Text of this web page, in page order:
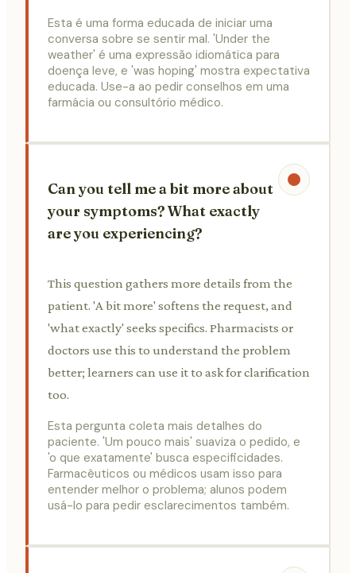
Esta é uma forma educada de iniciar uma
conversa sobre se sentir mal. 'Under the
weather' é uma expressão idiomática para
doença leve, e 'was hoping' mostra expectativa
educada. Use-a ao pedir conselhos em uma
farmácia ou consultório médico.
Can you tell me a bit more about
your symptoms? What exactly
are you experiencing?
This question gathers more details from the
patient. 'A bit more' softens the request, and
'what exactly' seeks specifics. Pharmacists or
doctors use this to understand the problem
better; learners can use it to ask for clarification
too.
Esta pergunta coleta mais detalhes do
paciente. 'Um pouco mais' suaviza o pedido, e
'o que exatamente' busca especificidades.
Farmacêuticos ou médicos usam isso para
entender melhor o problema; alunos podem
usá-lo para pedir esclarecimentos também.